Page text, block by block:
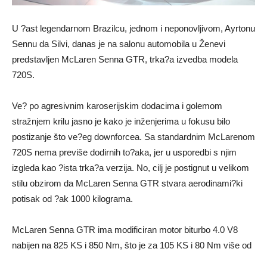
U ?ast legendarnom Brazilcu, jednom i neponovljivom, Ayrtonu
Sennu da Silvi, danas je na salonu automobila u Ženevi
predstavljen McLaren Senna GTR, trka?a izvedba modela
720S.
Ve? po agresivnim karoserijskim dodacima i golemom
stražnjem krilu jasno je kako je inženjerima u fokusu bilo
postizanje što ve?eg downforcea. Sa standardnim McLarenom
720S nema previše dodirnih to?aka, jer u usporedbi s njim
izgleda kao ?ista trka?a verzija. No, cilj je postignut u velikom
stilu obzirom da McLaren Senna GTR stvara aerodinami?ki
potisak od ?ak 1000 kilograma.
McLaren Senna GTR ima modificiran motor biturbo 4.0 V8
nabijen na 825 KS i 850 Nm, što je za 105 KS i 80 Nm više od